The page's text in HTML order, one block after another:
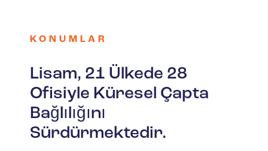
KONUMLAR
Lisam, 21 Ülkede 28
Ofisiyle Küresel Çapta
Bağlılığını
Sürdürmektedir.